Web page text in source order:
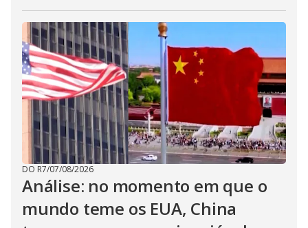
DO R7/07/08/2026
Análise: no momento em que o
mundo teme os EUA, China